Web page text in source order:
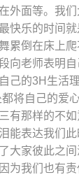
外面等。我
快乐的时间
累倒在床上
向老师表明
己的3H生活
将自己的爱
那样的不
能表达我们
大家彼此之
为我们也有